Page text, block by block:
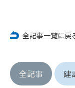
全記事一覧に戻
全記事 建
す。
(2) 第三者または